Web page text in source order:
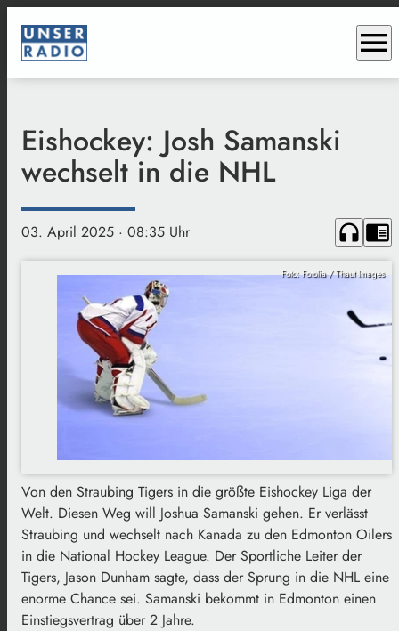
menu
Eishockey: Josh Samanski
wechselt in die NHL
03. April 2025 · 08:35 Uhr headphones chrome_reader_mode
Foto: Fotolia / Thaut Images
Von den Straubing Tigers in die größte Eishockey Liga der
Welt. Diesen Weg will Joshua Samanski gehen. Er verlässt
Straubing und wechselt nach Kanada zu den Edmonton Oilers
in die National Hockey League. Der Sportliche Leiter der
Tigers, Jason Dunham sagte, dass der Sprung in die NHL eine
enorme Chance sei. Samanski bekommt in Edmonton einen
Einstiegsvertrag über 2 Jahre.